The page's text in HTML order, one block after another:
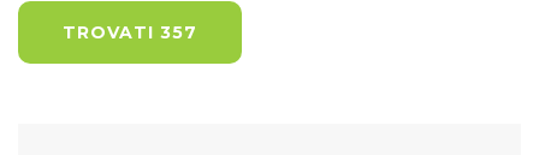
TROVATI 357